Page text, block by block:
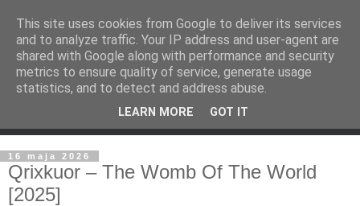
16 maja 2026
Qrixkuor – The Womb Of The World
[2025]
This site uses cookies from Google to deliver its services
and to analyze traffic. Your IP address and user-agent are
shared with Google along with performance and security
metrics to ensure quality of service, generate usage
statistics, and to detect and address abuse.
LEARN MORE GOT IT